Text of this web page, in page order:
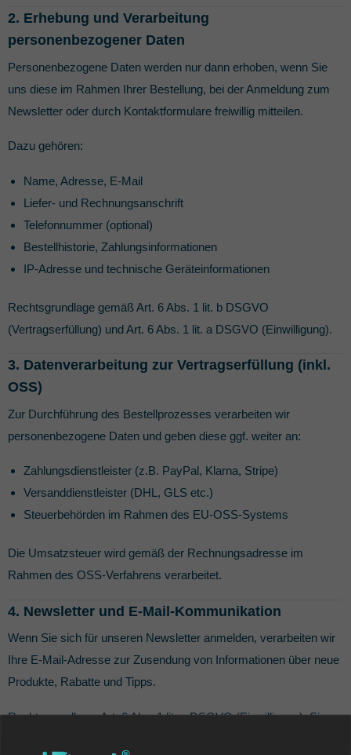
2. Erhebung und Verarbeitung
personenbezogener Daten
Personenbezogene Daten werden nur dann erhoben, wenn Sie
uns diese im Rahmen Ihrer Bestellung, bei der Anmeldung zum
Newsletter oder durch Kontaktformulare freiwillig mitteilen.
Dazu gehören:
Name, Adresse, E-Mail
Liefer- und Rechnungsanschrift
Telefonnummer (optional)
Bestellhistorie, Zahlungsinformationen
IP-Adresse und technische Geräteinformationen
Rechtsgrundlage gemäß Art. 6 Abs. 1 lit. b DSGVO
(Vertragserfüllung) und Art. 6 Abs. 1 lit. a DSGVO (Einwilligung).
3. Datenverarbeitung zur Vertragserfüllung (inkl.
OSS)
Zur Durchführung des Bestellprozesses verarbeiten wir
personenbezogene Daten und geben diese ggf. weiter an:
Zahlungsdienstleister (z.B. PayPal, Klarna, Stripe)
Versanddienstleister (DHL, GLS etc.)
Steuerbehörden im Rahmen des EU-OSS-Systems
Die Umsatzsteuer wird gemäß der Rechnungsadresse im
Rahmen des OSS-Verfahrens verarbeitet.
4. Newsletter und E-Mail-Kommunikation
Wenn Sie sich für unseren Newsletter anmelden, verarbeiten wir
Ihre E-Mail-Adresse zur Zusendung von Informationen über neue
Produkte, Rabatte und Tipps.
Rechtsgrundlage: Art. 6 Abs. 1 lit. a DSGVO (Einwilligung). Sie